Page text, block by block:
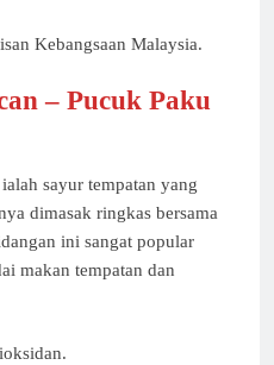
Kebangsaan Malaysia.
– Pucuk Paku
sayur tempatan yang
dimasak ringkas bersama
ini sangat popular
makan tempatan dan